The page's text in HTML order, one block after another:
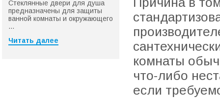
Стеклянные двери для душа
предназначены для защиты
ванной комнаты и окружающего
...
Читать далее
комнаты
что-либо
если